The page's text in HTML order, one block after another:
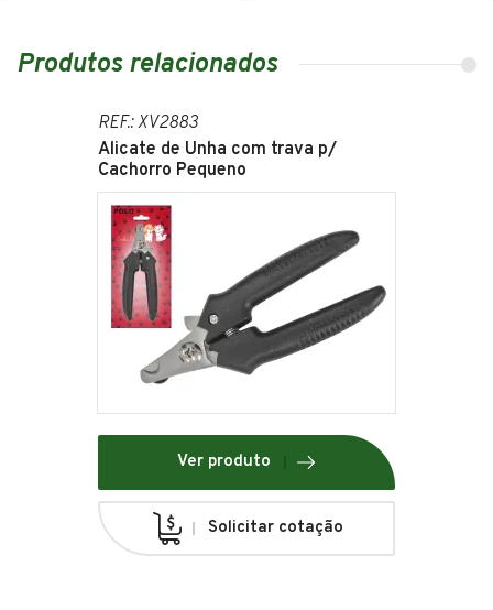
Produtos relacionados
REF.: XV2883
Alicate de Unha com trava p/
Cachorro Pequeno
Ver produto
Solicitar cotação